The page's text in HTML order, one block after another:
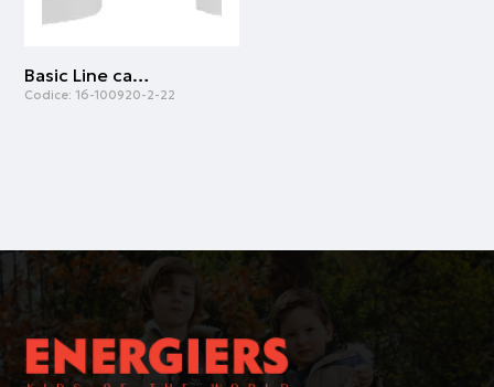
Basic Line capri leggings for girls | Bianco
Codice: 16-100920-2-22